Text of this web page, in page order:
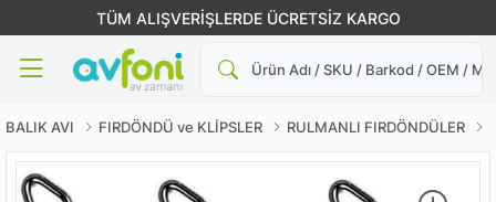
TÜM ALIŞVERİŞLERDE ÜCRETSİZ KARGO
BALIK AVI FIRDÖNDÜ ve KLİPSLER RULMANLI FIRDÖNDÜLER